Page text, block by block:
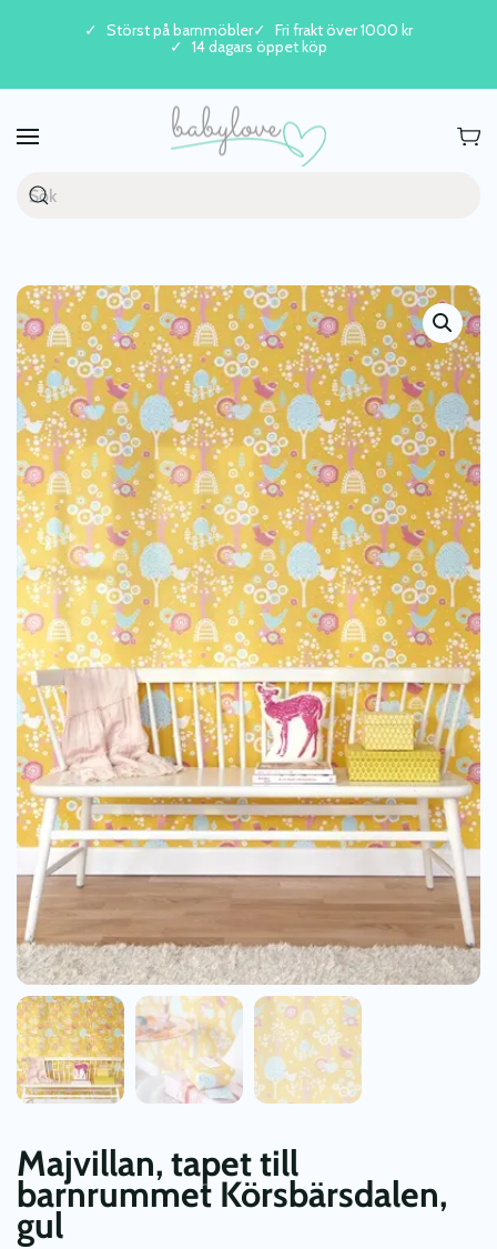
Skip to main content
Störst på barnmöbler
Fri frakt över 1000 kr
14 dagars öppet köp
Majvillan, tapet till
barnrummet Körsbärsdalen,
gul